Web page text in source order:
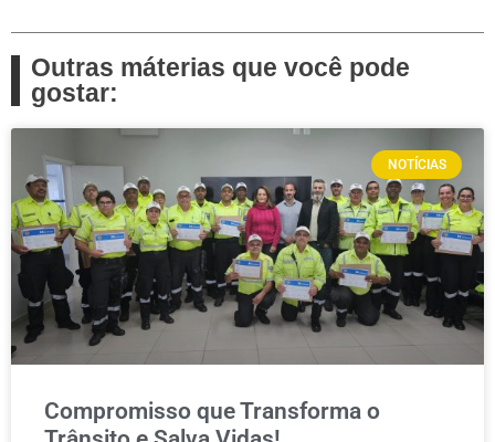
Outras máterias que você pode
gostar:
NOTÍCIAS
Compromisso que Transforma o